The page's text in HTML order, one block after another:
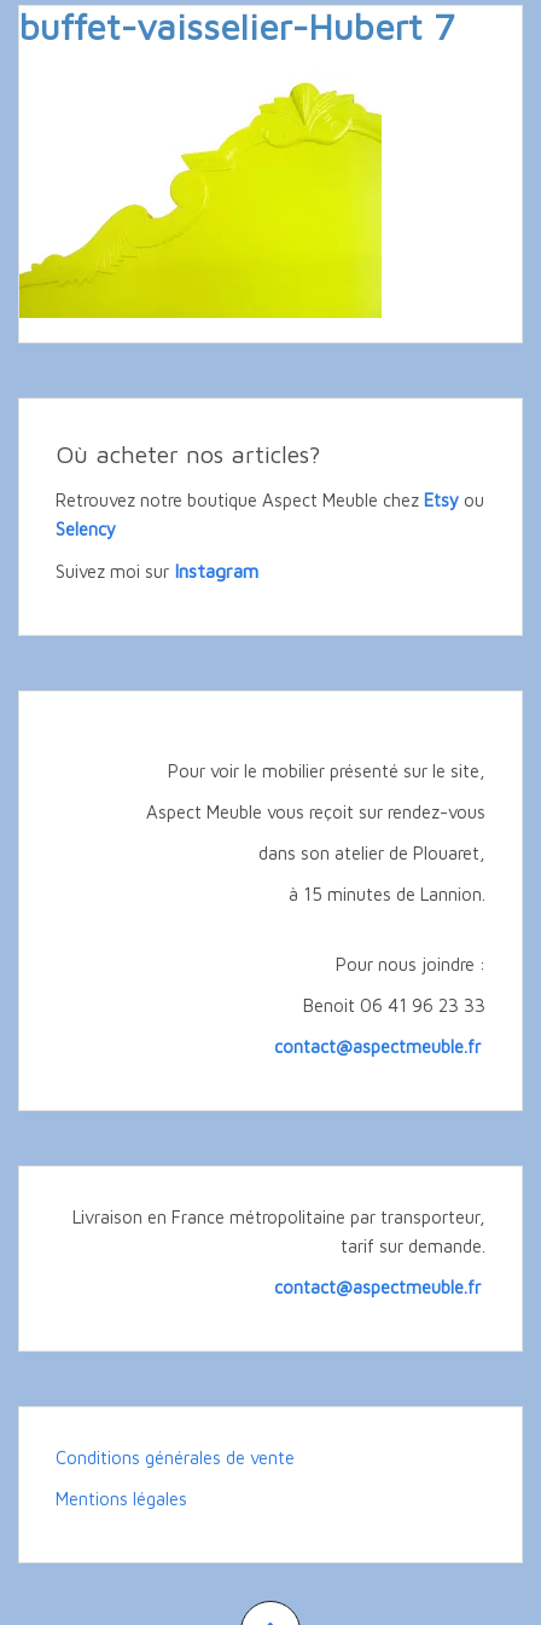
buffet-vaisselier-Hubert 7
Où acheter nos articles?
Retrouvez notre boutique Aspect Meuble chez Etsy ou
Selency
Suivez moi sur Instagram
Pour voir le mobilier présenté sur le site,
Aspect Meuble vous reçoit sur rendez-vous
dans son atelier de Plouaret,
à 15 minutes de Lannion.
Pour nous joindre :
Benoit 06 41 96 23 33
contact@aspectmeuble.fr
Livraison en France métropolitaine par transporteur,
tarif sur demande.
contact@aspectmeuble.fr
Conditions générales de vente
Mentions légales